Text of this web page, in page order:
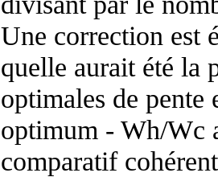
Une correction est
quelle aurait été la
optimales de
optimum - Wh/Wc
comparatif